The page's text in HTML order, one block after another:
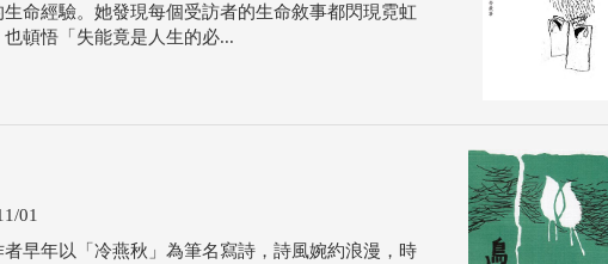
命經驗。她發現每個受訪者的生命敘事都閃現霓虹
頓悟「失能竟是人生的必...
01
早年以「冷燕秋」為筆名寫詩，詩風婉約浪漫，時